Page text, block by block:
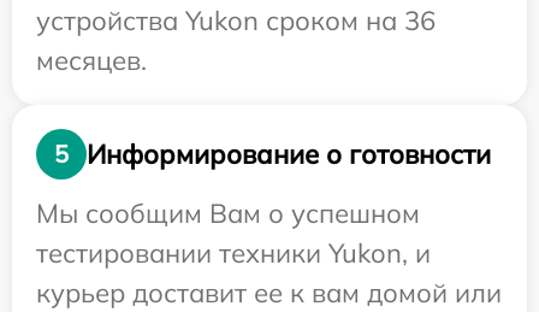
устройства Yukon сроком на 36
месяцев.
5
Информирование о готовности
Мы сообщим Вам о успешном
тестировании техники Yukon, и
курьер доставит ее к вам домой или